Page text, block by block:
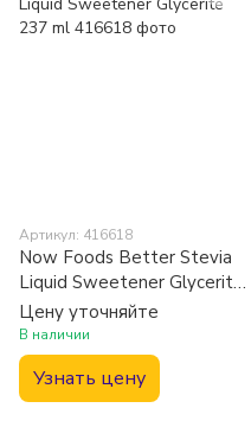
Артикул: 416618
Now Foods Better Stevia
Liquid Sweetener Glycerite
237 ml
Цену уточняйте
В наличии
Узнать цену